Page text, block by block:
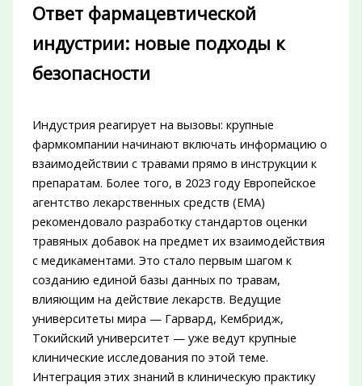
Ответ фармацевтической
индустрии: новые подходы к
безопасности
Индустрия реагирует на вызовы: крупные
фармкомпании начинают включать информацию о
взаимодействии с травами прямо в инструкции к
препаратам. Более того, в 2023 году Европейское
агентство лекарственных средств (EMA)
рекомендовало разработку стандартов оценки
травяных добавок на предмет их взаимодействия
с медикаментами. Это стало первым шагом к
созданию единой базы данных по травам,
влияющим на действие лекарств. Ведущие
университеты мира — Гарвард, Кембридж,
Токийский университет — уже ведут крупные
клинические исследования по этой теме.
Интеграция этих знаний в клиническую практику